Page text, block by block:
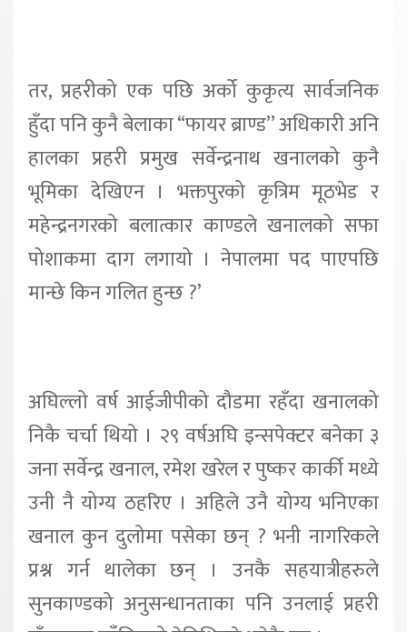
तर, प्रहरीको एक पछि अर्को कुकृत्य सार्वजनिक
हुँदा पनि कुनै बेलाका “फायर ब्राण्ड’’ अधिकारी अनि
हालका प्रहरी प्रमुख सर्वेन्द्रनाथ खनालको कुनै
भूमिका देखिएन । भक्तपुरको कृत्रिम मूठभेड र
महेन्द्रनगरको बलात्कार काण्डले खनालको सफा
पोशाकमा दाग लगायो । नेपालमा पद पाएपछि
मान्छे किन गलित हुन्छ ?’
अघिल्लो वर्ष आईजीपीको दौडमा रहँदा खनालको
निकै चर्चा थियो । २९ वर्षअघि इन्सपेक्टर बनेका ३
जना सर्वेन्द्र खनाल, रमेश खरेल र पुष्कर कार्की मध्ये
उनी नै योग्य ठहरिए । अहिले उनै योग्य भनिएका
खनाल कुन दुलोमा पसेका छन् ? भनी नागरिकले
प्रश्न गर्न थालेका छन् । उनकै सहयात्रीहरुले
सुनकाण्डको अनुसन्धानताका पनि उनलाई प्रहरी